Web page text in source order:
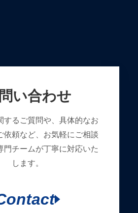
い合わせ
するご質問や、具体的なお
依頼など、お気軽にご相談
門チームが丁寧に対応いた
します。